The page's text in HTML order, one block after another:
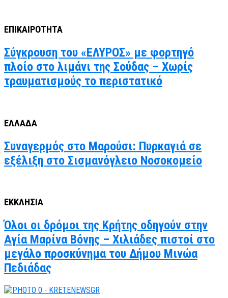
ΕΠΙΚΑΙΡΟΤΗΤΑ
Σύγκρουση του «ΕΛΥΡΟΣ» με φορτηγό
πλοίο στο λιμάνι της Σούδας – Χωρίς
τραυματισμούς το περιστατικό
ΕΛΛΑΔΑ
Συναγερμός στο Μαρούσι: Πυρκαγιά σε
εξέλιξη στο Σισμανόγλειο Νοσοκομείο
ΕΚΚΛΗΣΙΑ
Όλοι οι δρόμοι της Κρήτης οδηγούν στην
Αγία Μαρίνα Βόνης – Χιλιάδες πιστοί στο
μεγάλο προσκύνημα του Δήμου Μινώα
Πεδιάδας